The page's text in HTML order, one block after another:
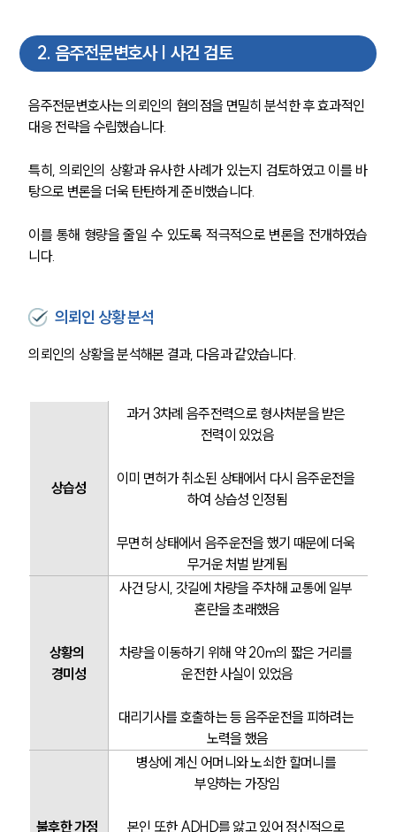
2. 음주전문변호사 | 사건 검토
음주전문변호사는 의뢰인의 혐의점을 면밀히 분석한 후 효과적인
대응 전략을 수립했습니다.
특히, 의뢰인의 상황과 유사한 사례가 있는지 검토하였고 이를 바
탕으로 변론을 더욱 탄탄하게 준비했습니다.
이를 통해 형량을 줄일 수 있도록 적극적으로 변론을 전개하였습
니다.
의뢰인 상황 분석
의뢰인의 상황을 분석해본 결과, 다음과 같았습니다.
상습성
과거 3차례 음주전력으로 형사처분을 받은
전력이 있었음
이미 면허가 취소된 상태에서 다시 음주운전을
하여 상습성 인정됨
무면허 상태에서 음주운전을 했기 때문에 더욱
무거운 처벌 받게됨
상황의
경미성
사건 당시, 갓길에 차량을 주차해 교통에 일부
혼란을 초래했음
차량을 이동하기 위해 약 20m의 짧은 거리를
운전한 사실이 있었음
대리기사를 호출하는 등 음주운전을 피하려는
노력을 했음
불후한 가정
병상에 계신 어머니와 노쇠한 할머니를
부양하는 가장임
본인 또한 ADHD를 앓고 있어 정신적으로